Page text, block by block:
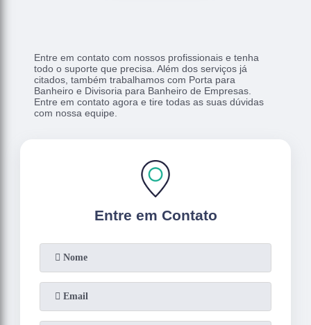
Entre em contato com nossos profissionais e tenha
todo o suporte que precisa. Além dos serviços já
citados, também trabalhamos com Porta para
Banheiro e Divisoria para Banheiro de Empresas.
Entre em contato agora e tire todas as suas dúvidas
com nossa equipe.
Entre em Contato